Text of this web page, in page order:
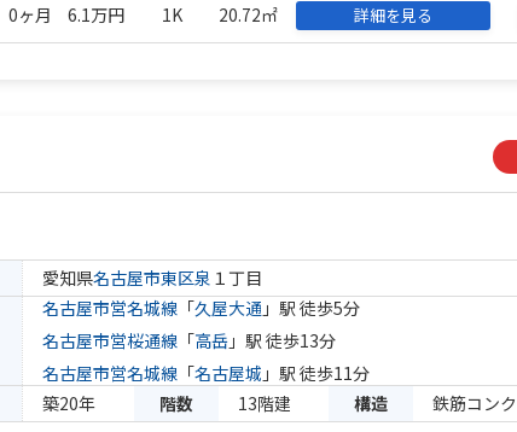
0ヶ月 6.1万円 1K 20.72㎡ 詳細を見る
愛知県名古屋市東区泉 １丁目
名古屋市営名城線 「久屋大通 」駅 徒歩5分
名古屋市営桜通線 「高岳 」駅 徒歩13分
名古屋市営名城線 「名古屋城 」駅 徒歩11分
築20年 階数 13階建 構造 鉄筋コン